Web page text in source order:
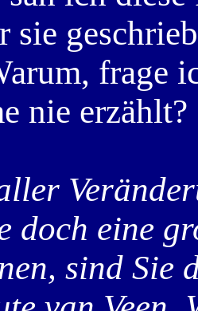
sie
frage
nie erzählt?
doch eine
sind Sie